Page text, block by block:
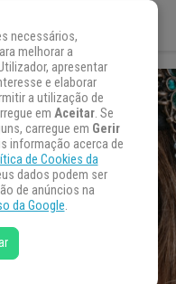
necessários,
melhorar a
apresentar
e elaborar
a utilização de
em Aceitar. Se
carregue em Gerir
informação acerca de
de Cookies da
dados podem ser
de anúncios na
da Google.